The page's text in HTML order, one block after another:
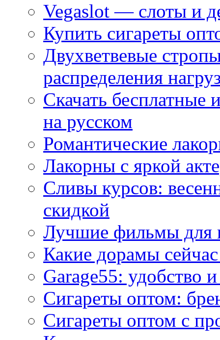
Vegaslot — слоты и
Купить сигареты
Двухветвевые
распределения
Скачать
на русском
Романтические
Лакорны с яркой
Сливы курсов:
скидкой
Лучшие фильмы для
Какие дорамы
Garage55: удобство
Сигареты оптом:
Сигареты оптом с